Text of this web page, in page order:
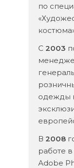
по
С 2003
одежды
В 2008
работе
Adobe